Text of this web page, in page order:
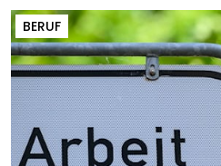
BERUF